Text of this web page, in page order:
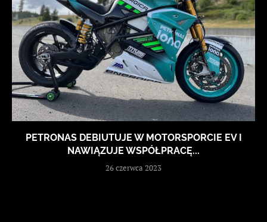
PETRONAS DEBIUTUJE W MOTORSPORCIE EV I
NAWIĄZUJE WSPÓŁPRACĘ...
26 czerwca 2023